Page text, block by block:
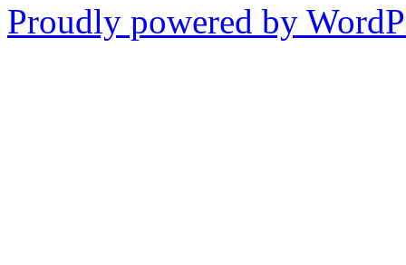
Proudly powered by